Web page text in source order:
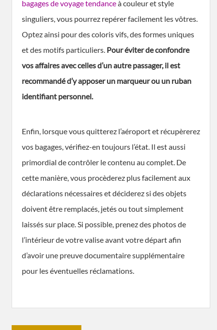
bagages de voyage tendanceà couleur et style
singuliers, vous pourrez repérer facilement les vôtres.
Optez ainsi pour des coloris vifs, des formes uniques
et des motifs particuliers. Pour éviter de confondre
vos affaires avec celles d’un autre passager, il est
recommandé d’y apposer un marqueur ou un ruban
identifiant personnel.
Enfin, lorsque vous quitterez l’aéroport et récupèrerez
vos bagages, vérifiez-en toujours l’état. Il est aussi
primordial de contrôler le contenu au complet. De
cette manière, vous procèderez plus facilement aux
déclarations nécessaires et déciderez si des objets
doivent être remplacés, jetés ou tout simplement
laissés sur place. Si possible, prenez des photos de
l’intérieur de votre valise avant votre départ afin
d’avoir une preuve documentaire supplémentaire
pour les éventuelles réclamations.